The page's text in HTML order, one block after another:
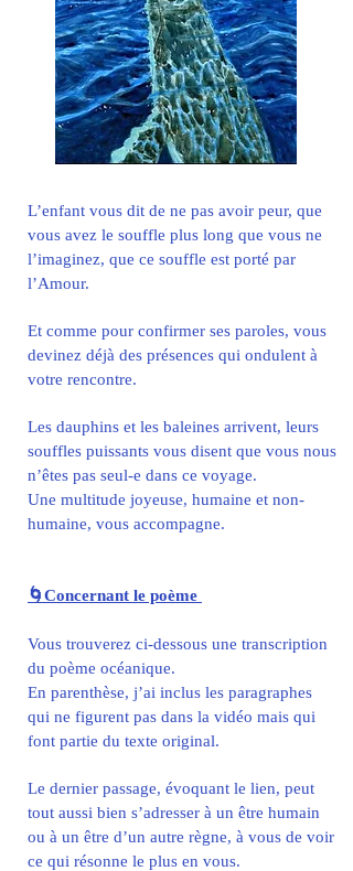
L’enfant vous dit de ne pas avoir peur, que
vous avez le souffle plus long que vous ne
l’imaginez, que ce souffle est porté par
l’Amour.
Et comme pour confirmer ses paroles, vous
devinez déjà des présences qui ondulent à
votre rencontre.
Les dauphins et les baleines arrivent, leurs
souffles puissants vous disent que vous nous
n’êtes pas seul-e dans ce voyage.
Une multitude joyeuse, humaine et non-
humaine, vous accompagne.
🌀Concernant le poème
Vous trouverez ci-dessous une transcription
du poème océanique.
En parenthèse, j’ai inclus les paragraphes
qui ne figurent pas dans la vidéo mais qui
font partie du texte original.
Le dernier passage, évoquant le lien, peut
tout aussi bien s’adresser à un être humain
ou à un être d’un autre règne, à vous de voir
ce qui résonne le plus en vous.